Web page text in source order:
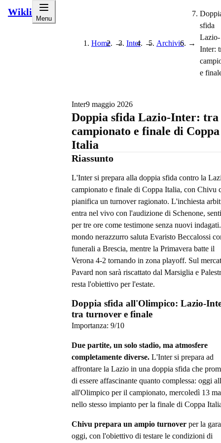
Wikli
Menu
Home → Inter → Archivio →
sfida
Lazio-
Inter:
e
Inter9 maggio 2026
Doppia sfida Lazio-Inter: tra
campionato e finale di Coppa
Italia
Riassunto
L'Inter si prepara alla doppia sfida contro la
campionato e finale di Coppa Italia, con Chivu
pianifica un turnover ragionato. L'inchiesta
entra nel vivo con l'audizione di Schenone,
per tre ore come testimone senza nuovi
mondo nerazzurro saluta Evaristo Beccalossi
funerali a Brescia, mentre la Primavera batte il
Verona 4-2 tornando in zona playoff. Sul
Pavard non sarà riscattato dal Marsiglia e
resta l'obiettivo per l'estate.
Doppia sfida all'Olimpico: Lazio-
tra turnover e finale
Importanza: 9/10
Due partite, un solo stadio, ma atmosfere
completamente diverse. L'Inter si prepara ad
affrontare la Lazio in una doppia sfida che
di essere affascinante quanto complessa: oggi
all'Olimpico per il campionato, mercoledì 13
nello stesso impianto per la finale di Coppa
Chivu prepara un ampio turnover per la
oggi, con l'obiettivo di testare le condizioni di